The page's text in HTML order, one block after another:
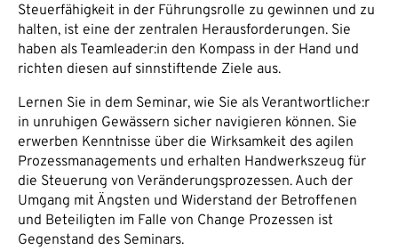
Steuerfähigkeit in der Führungsrolle zu gewinnen und zu
halten, ist eine der zentralen Herausforderungen. Sie
haben als Teamleader:in den Kompass in der Hand und
richten diesen auf sinnstiftende Ziele aus.
Lernen Sie in dem Seminar, wie Sie als Verantwortliche:r
in unruhigen Gewässern sicher navigieren können. Sie
erwerben Kenntnisse über die Wirksamkeit des agilen
Prozessmanagements und erhalten Handwerkszeug für
die Steuerung von Veränderungsprozessen. Auch der
Umgang mit Ängsten und Widerstand der Betroffenen
und Beteiligten im Falle von Change Prozessen ist
Gegenstand des Seminars.